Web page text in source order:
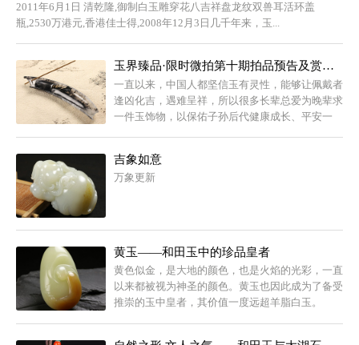
2011年6月1日 清乾隆,御制白玉雕穿花八吉祥盘龙纹双兽耳活环盖
瓶,2530万港元,香港佳士得,2008年12月3日几千年来，玉...
玉界臻品·限时微拍第十期拍品预告及赏鉴（二）
一直以来，中国人都坚信玉有灵性，能够让佩戴者
逢凶化吉，遇难呈祥，所以很多长辈总爱为晚辈求
一件玉饰物，以保佑子孙后代健康成长、平安一
吉象如意
万象更新
黄玉——和田玉中的珍品皇者
黄色似金，是大地的颜色，也是火焰的光彩，一直
以来都被视为神圣的颜色。黄玉也因此成为了备受
推崇的玉中皇者，其价值一度远超羊脂白玉。